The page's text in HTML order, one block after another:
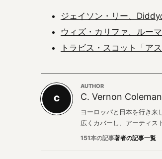
ジェイソン・リー、
ウィズ・カリファ、ルー
トラビス・スコット「ア
C
AUTHOR
C. Vernon Coleman
ヨーロッパと日本を行き来
広くカバーし、アーティス
151本の記事著者の記事一覧